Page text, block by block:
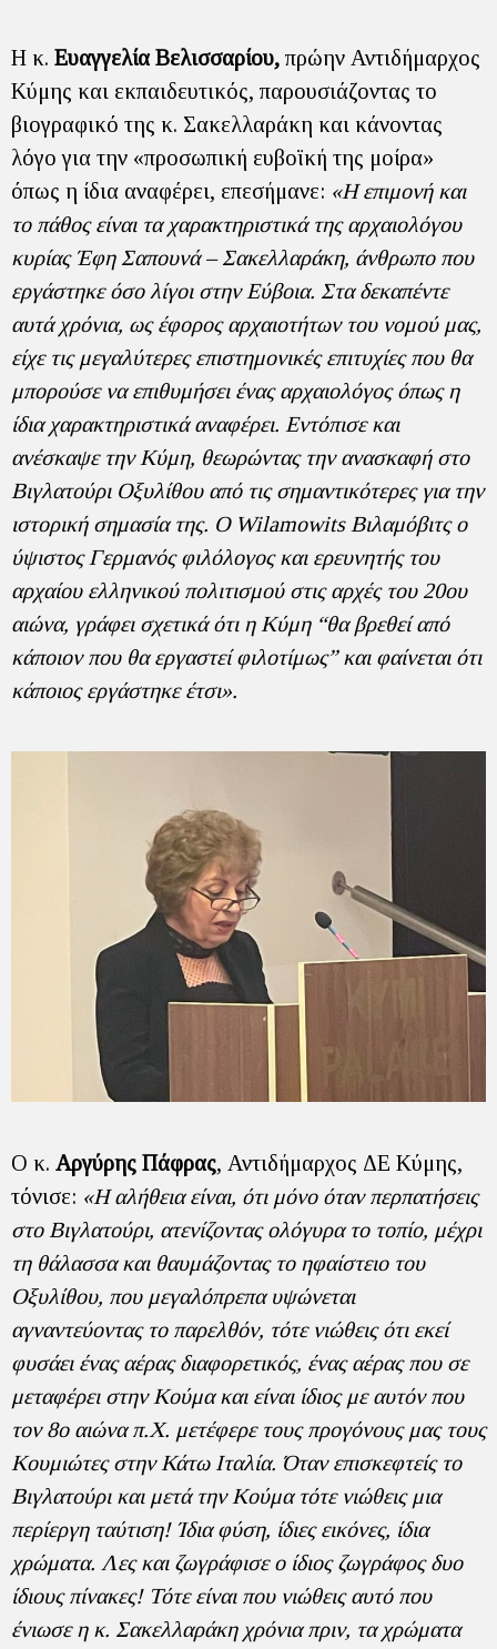
Η κ. Ευαγγελία Βελισσαρίου, πρώην Αντιδήμαρχος
Κύμης και εκπαιδευτικός, παρουσιάζοντας το
βιογραφικό της κ. Σακελλαράκη και κάνοντας
λόγο για την «προσωπική ευβοϊκή της μοίρα»
όπως η ίδια αναφέρει, επεσήμανε: «Η επιμονή και
το πάθος είναι τα χαρακτηριστικά της αρχαιολόγου
κυρίας Έφη Σαπουνά – Σακελλαράκη, άνθρωπο που
εργάστηκε όσο λίγοι στην Εύβοια. Στα δεκαπέντε
αυτά χρόνια, ως έφορος αρχαιοτήτων του νομού μας,
είχε τις μεγαλύτερες επιστημονικές επιτυχίες που θα
μπορούσε να επιθυμήσει ένας αρχαιολόγος όπως η
ίδια χαρακτηριστικά αναφέρει. Εντόπισε και
ανέσκαψε την Κύμη, θεωρώντας την ανασκαφή στο
Βιγλατούρι Οξυλίθου από τις σημαντικότερες για την
ιστορική σημασία της. Ο Wilamowits Βιλαμόβιτς ο
ύψιστος Γερμανός φιλόλογος και ερευνητής του
αρχαίου ελληνικού πολιτισμού στις αρχές του 20ου
αιώνα, γράφει σχετικά ότι η Κύμη “θα βρεθεί από
κάποιον που θα εργαστεί φιλοτίμως” και φαίνεται ότι
κάποιος εργάστηκε έτσι».
Ο κ. Αργύρης Πάφρας, Αντιδήμαρχος ΔΕ Κύμης,
τόνισε: «Η αλήθεια είναι, ότι μόνο όταν περπατήσεις
στο Βιγλατούρι, ατενίζοντας ολόγυρα το τοπίο, μέχρι
τη θάλασσα και θαυμάζοντας το ηφαίστειο του
Οξυλίθου, που μεγαλόπρεπα υψώνεται
αγναντεύοντας το παρελθόν, τότε νιώθεις ότι εκεί
φυσάει ένας αέρας διαφορετικός, ένας αέρας που σε
μεταφέρει στην Κούμα και είναι ίδιος με αυτόν που
τον 8ο αιώνα π.Χ. μετέφερε τους προγόνους μας τους
Κουμιώτες στην Κάτω Ιταλία. Όταν επισκεφτείς το
Βιγλατούρι και μετά την Κούμα τότε νιώθεις μια
περίεργη ταύτιση! Ίδια φύση, ίδιες εικόνες, ίδια
χρώματα. Λες και ζωγράφισε ο ίδιος ζωγράφος δυο
ίδιους πίνακες! Τότε είναι που νιώθεις αυτό που
ένιωσε η κ. Σακελλαράκη χρόνια πριν, τα χρώματα